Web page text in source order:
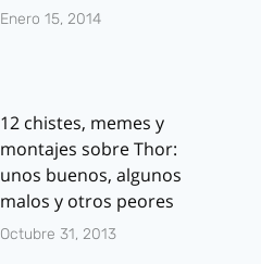
Enero 15, 2014
12 chistes, memes y
montajes sobre Thor:
unos buenos, algunos
malos y otros peores
Octubre 31, 2013